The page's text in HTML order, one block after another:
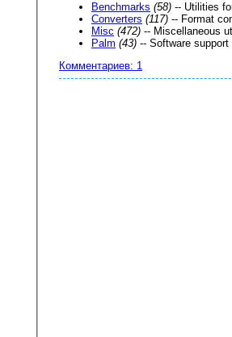
Benchmarks (58) -- Utilities
Converters (117) -- Format
Misc (472) -- Miscellaneous
Palm (43) -- Software
Комментариев: 1